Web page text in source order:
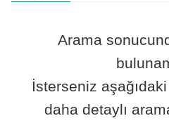
Arama
İsterseniz
daha detaylı